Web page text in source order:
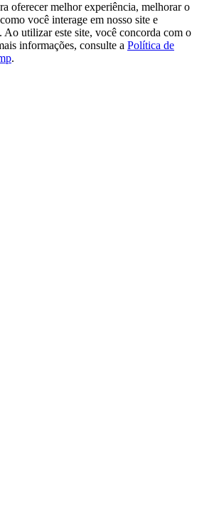
oferecer melhor experiência, melhorar o
você interage em nosso site e
Ao utilizar este site, você concorda com o
informações, consulte a Política de
.